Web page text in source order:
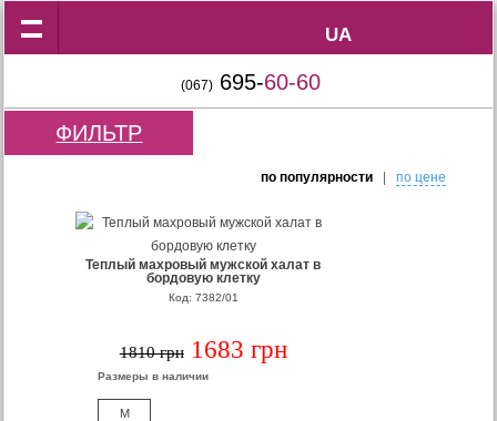
UA
UA
(067) 695-60-60
ФИЛЬТР
по популярности| по цене
Теплый махровый мужской халат в
бордовую клетку
Код: 7382/01
1810 грн 1683 грн
Размеры в наличии
M